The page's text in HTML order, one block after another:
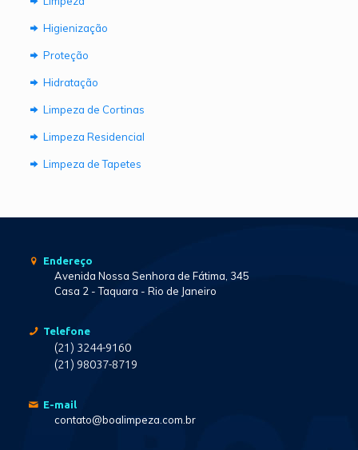
Higienização
Proteção
Hidratação
Limpeza de Cortinas
Limpeza Residencial
Limpeza de Tapetes
Endereço
Avenida Nossa Senhora de Fátima, 345
Casa 2 - Taquara - Rio de Janeiro
Telefone
(21) 3244-9160
(21) 98037-8719
E-mail
contato@boalimpeza.com.br